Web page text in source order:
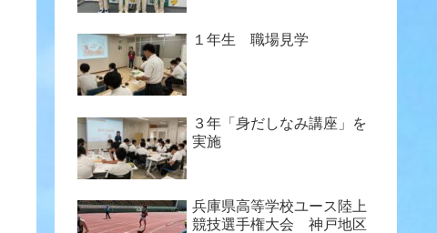
１年生 職場見学
３年「身だしなみ講座」を
実施
兵庫県高等学校ユース陸上
競技選手権大会 神戸地区